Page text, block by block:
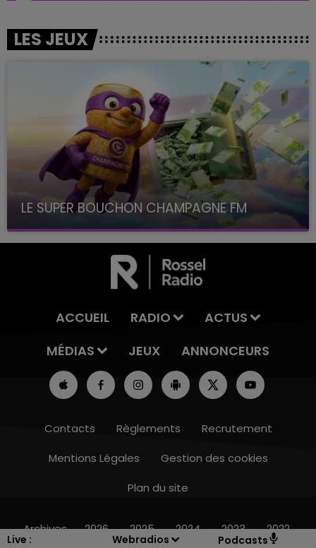
Live :
Webradios Podcasts
LES JEUX
LE SUPER BOUCHON CHAMPAGNE FM
avec La Famille Champagne FM, à 8H10
ACCUEIL RADIO
ACTUS
MÉDIAS
JEUX ANNONCEURS
Contacts Règlements
Recrutement
Mentions Légales
Gestion des cookies
Plan du site
Archives 2026 2025 2024 2023 2022